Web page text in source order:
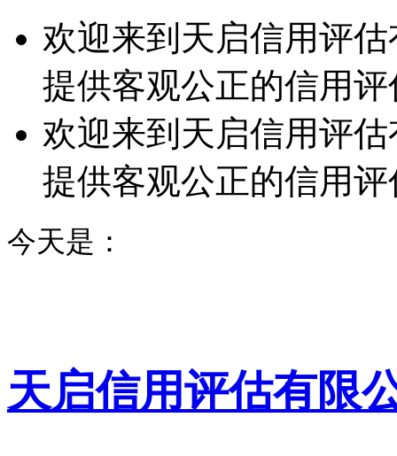
欢迎来到天启信用评
提供客观公正的信用
欢迎来到天启信用评
提供客观公正的信用
今天是：
天启信用评估有限